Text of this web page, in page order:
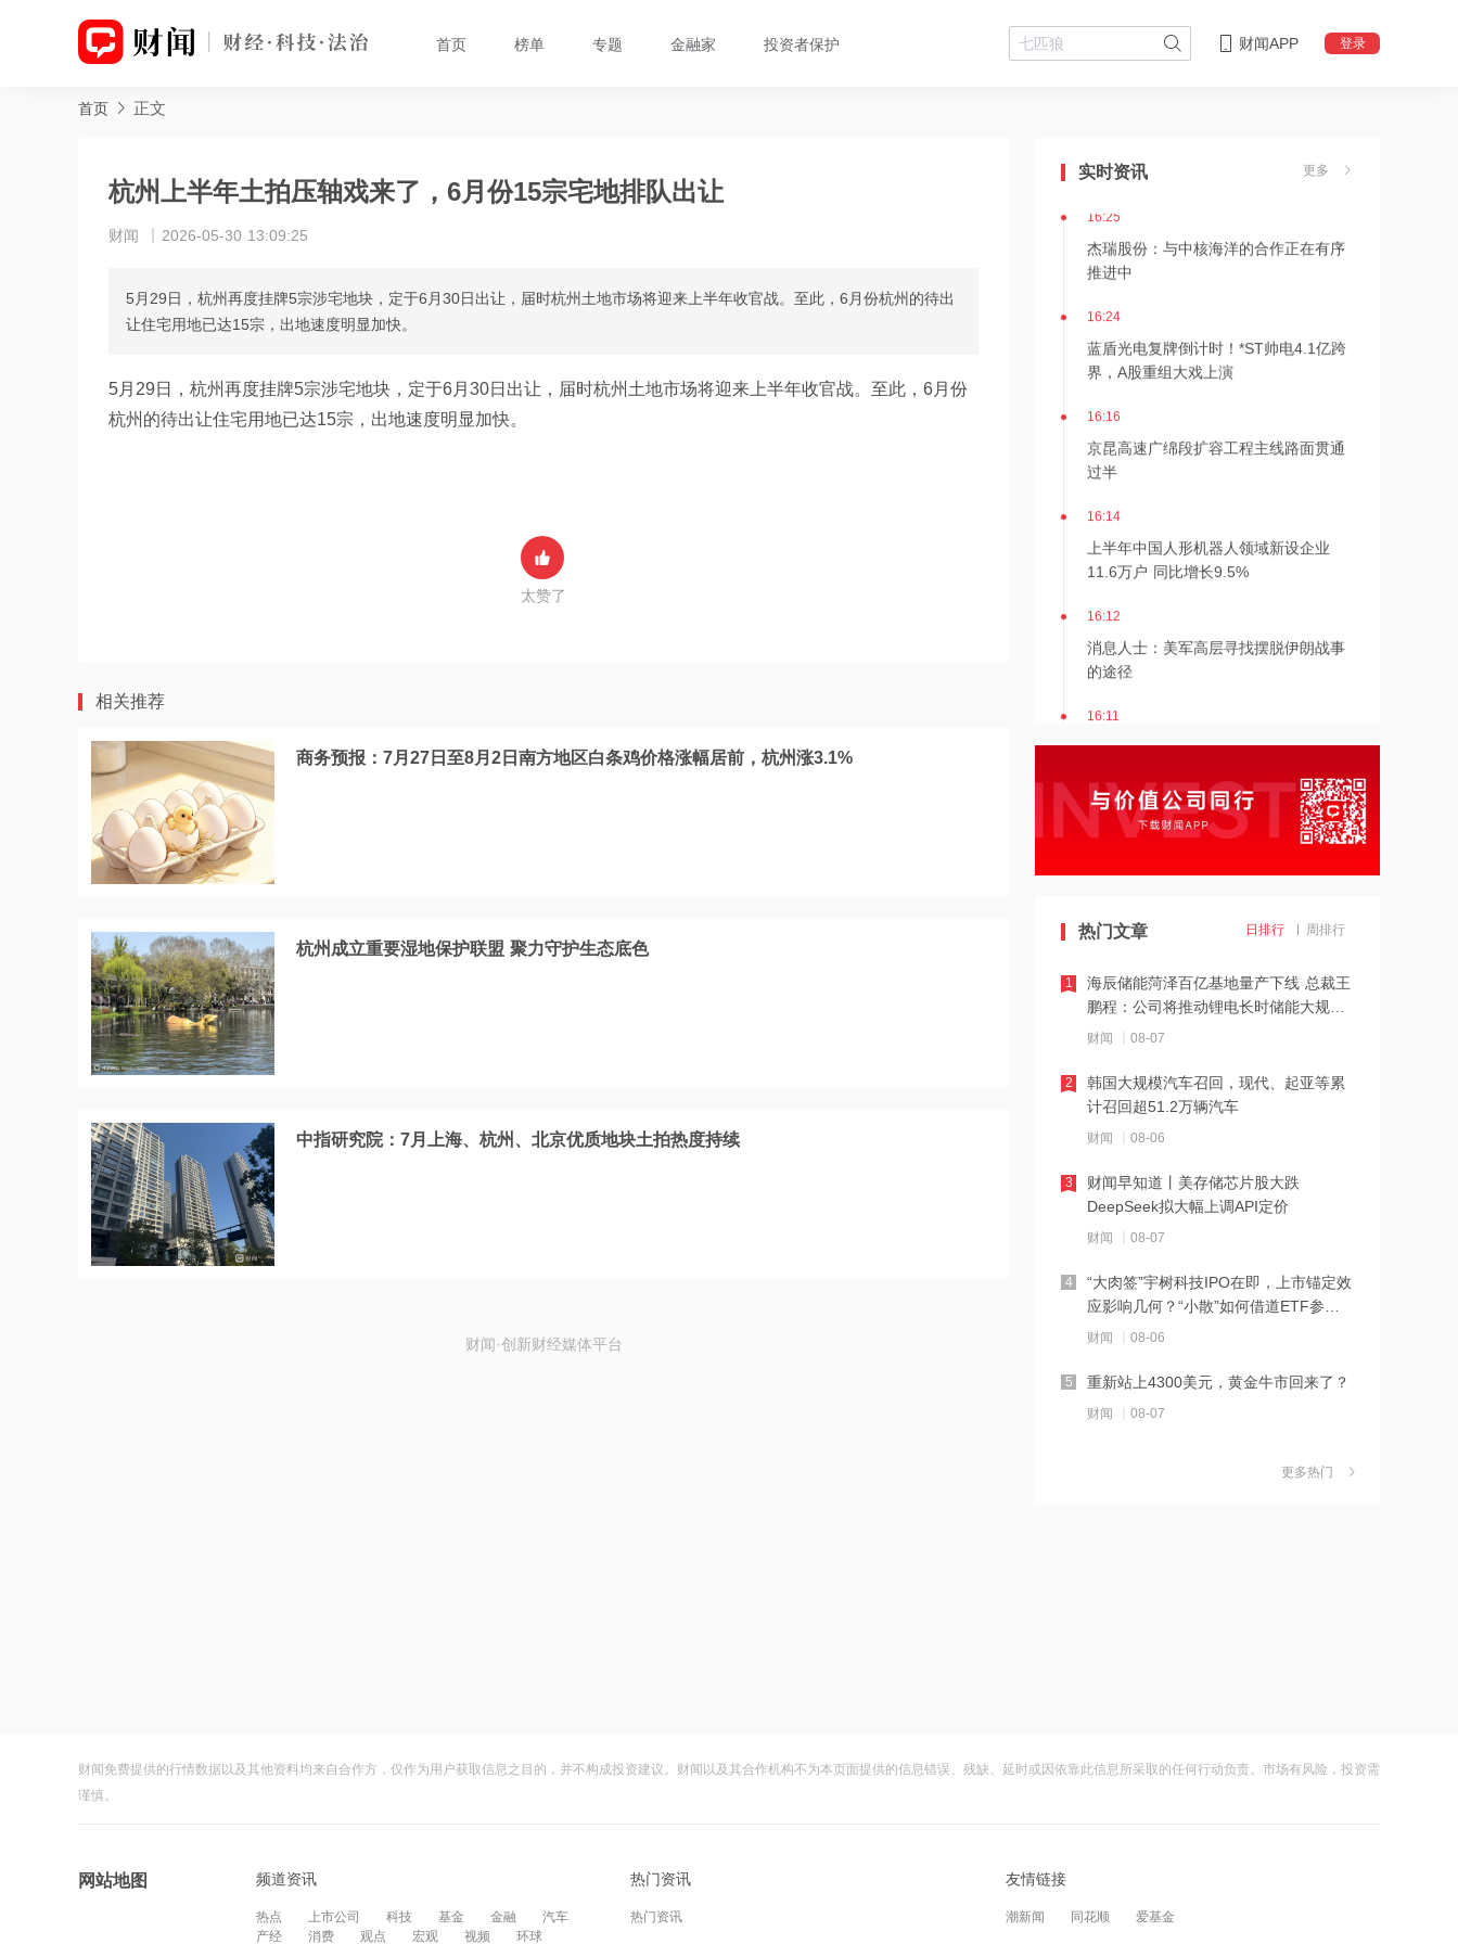
首页 榜单 专题 金融家 投资者保护 财闻APP 登录
首页 正文
杭州上半年土拍压轴戏来了，6月份15宗宅地排队出让
财闻 2026-05-30 13:09:25
5月29日，杭州再度挂牌5宗涉宅地块，定于6月30日出让，届时杭州土地市场将迎来上半年收官战。至此，6月份杭州的待出
让住宅用地已达15宗，出地速度明显加快。
5月29日，杭州再度挂牌5宗涉宅地块，定于6月30日出让，届时杭州土地市场将迎来上半年收官战。至此，6月份
杭州的待出让住宅用地已达15宗，出地速度明显加快。
太赞了
相关推荐
商务预报：7月27日至8月2日南方地区白条鸡价格涨幅居前，杭州涨3.1%
杭州成立重要湿地保护联盟 聚力守护生态底色
中指研究院：7月上海、杭州、北京优质地块土拍热度持续
财闻·创新财经媒体平台
实时资讯 更多
杰瑞股份：与中核海洋的合作正在有序
推进中
16:24
蓝盾光电复牌倒计时！*ST帅电4.1亿跨
界，A股重组大戏上演
16:16
京昆高速广绵段扩容工程主线路面贯通
过半
16:14
上半年中国人形机器人领域新设企业
11.6万户 同比增长9.5%
16:12
消息人士：美军高层寻找摆脱伊朗战事
的途径
16:11
16:10
阳光电源：FCC政策主要限制新产品认
中信聚信落子南京
14:07
德适-B半年报亮眼：AI 收入翻倍 完成AI
14:04
千亿级私募景林大调仓！清仓英伟达
14:00
河南省“三支一扶”启动重考
13:50
湖北首家宇树科技产业学院成立
13:49
机构：本轮底部已现，后市看涨
热门文章 日排行 周排行
海辰储能菏泽百亿基地量产下线 总裁王
鹏程：公司将推动锂电长时储能大规模
交付
财闻 08-07
1
韩国大规模汽车召回，现代、起亚等累
计召回超51.2万辆汽车
财闻 08-06
2
财闻早知道丨美存储芯片股大跌
DeepSeek拟大幅上调API定价
财闻 08-07
3
“大肉签”宇树科技IPO在即，上市锚定效
应影响几何？“小散”如何借道ETF参
与？
财闻 08-06
4
重新站上4300美元，黄金牛市回来了？
财闻 08-07
5
四成？公司回应：设备还在安装中，谈
更多热门
财闻免费提供的行情数据以及其他资料均来自合作方，仅作为用户获取信息之目的，并不构成投资建议。财闻以及其合作机构不为本页面提供的信息错误、残缺、延时或因依靠此信息所采取的任何行动负责。市场有风险，投资需
谨慎。
网站地图 频道资讯
热点 上市公司 科技 基金 金融
汽车
产经
消费 观点 宏观 视频 环球
热门资讯
热门资讯
友情链接
潮新闻 同花顺 爱基金